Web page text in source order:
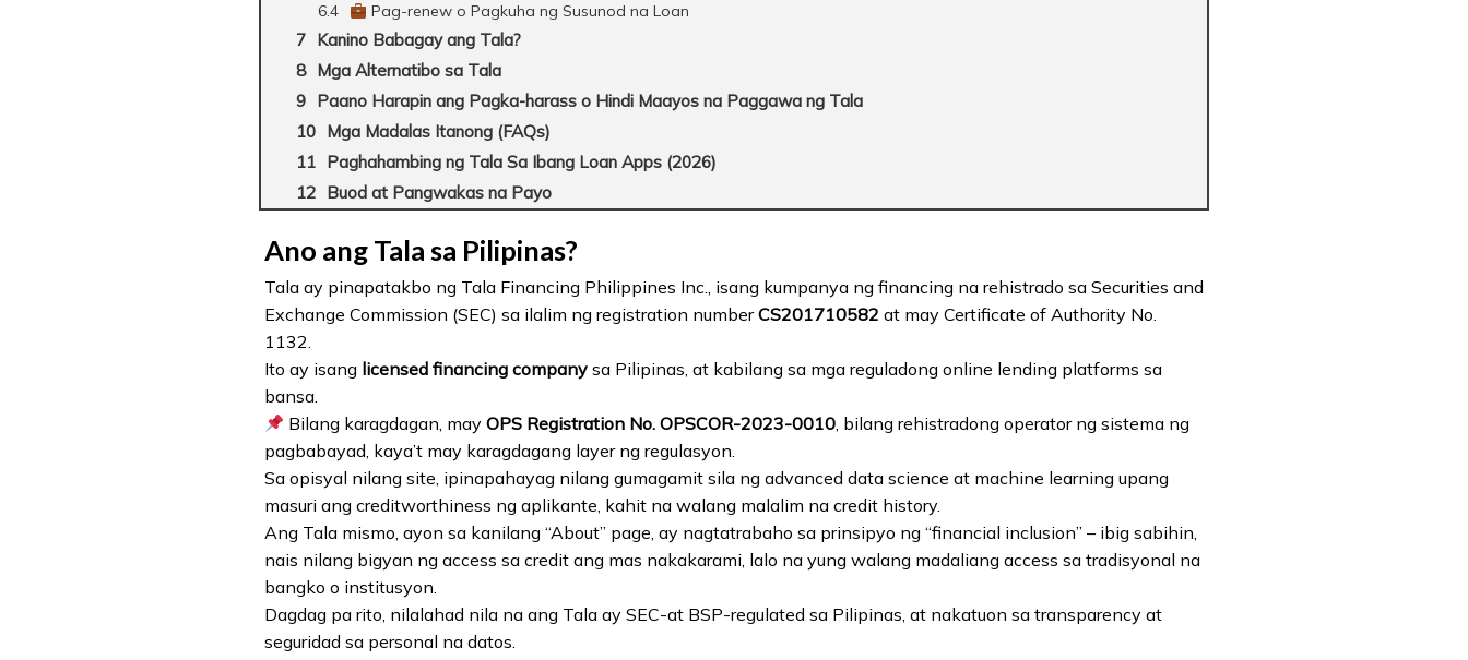
Pag-renew o Pagkuha ng Susunod na Loan
Kanino Babagay ang Tala?
Mga Alternatibo sa Tala
Paano Harapin ang Pagka-harass o Hindi Maayos na Paggawa ng Tala
Mga Madalas Itanong (FAQs)
Paghahambing ng Tala Sa Ibang Loan Apps (2026)
Buod at Pangwakas na Payo
Ano ang Tala sa Pilipinas?
Tala ay pinapatakbo ng Tala Financing Philippines Inc., isang kumpanya ng financing na rehistrado sa Securities and
Exchange Commission (SEC) sa ilalim ng registration numberCS201710582 at may Certificate of Authority No.
1132.
Ito ay isang licensed financing company sa Pilipinas, at kabilang sa mga reguladong online lending platforms sa
bansa.
Bilang karagdagan, mayOPS Registration No. OPSCOR-2023-0010, bilang rehistradong operator ng sistema ng
pagbabayad, kaya’t may karagdagang layer ng regulasyon.
Sa opisyal nilang site, ipinapahayag nilang gumagamit sila ng advanced data science at machine learning upang
masuri ang creditworthiness ng aplikante, kahit na walang malalim na credit history.
Ang Tala mismo, ayon sa kanilang “About” page, ay nagtatrabaho sa prinsipyo ng “financial inclusion” – ibig sabihin,
nais nilang bigyan ng access sa credit ang mas nakakarami, lalo na yung walang madaliang access sa tradisyonal na
bangko o institusyon.
Dagdag pa rito, nilalahad nila na ang Tala ay SEC-at BSP-regulated sa Pilipinas, at nakatuon sa transparency at
seguridad sa personal na datos.